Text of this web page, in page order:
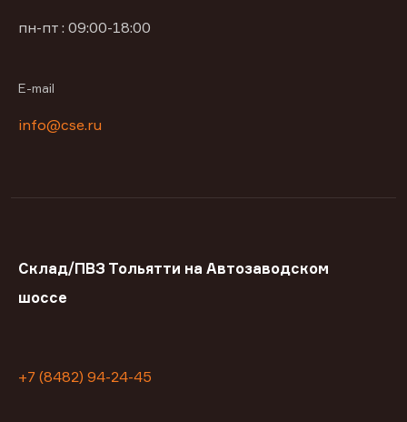
пн-пт : 09:00-18:00
E-mail
info@cse.ru
Склад/ПВЗ Тольятти на Автозаводском
шоссе
+7 (8482) 94-24-45